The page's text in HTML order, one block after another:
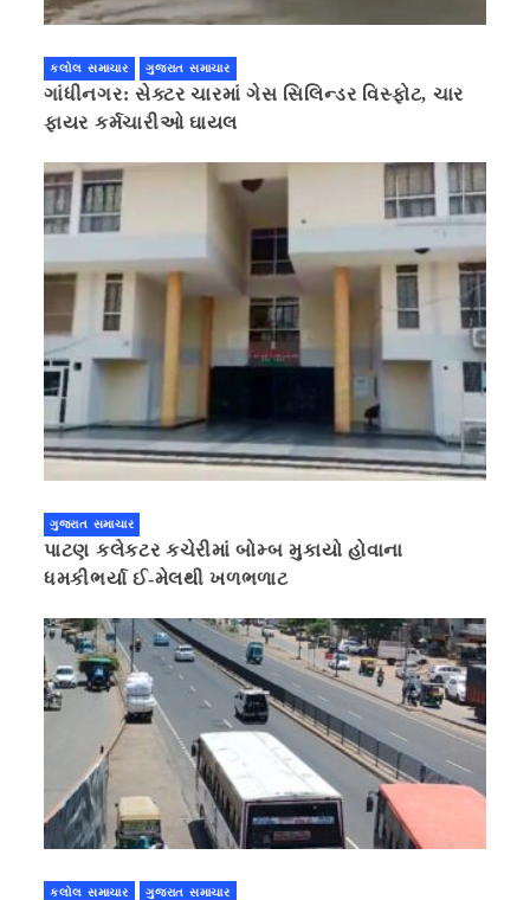
કલોલ સમાચાર ગુજરાત સમાચાર
ગાંધીનગર: સેક્ટર ચારમાં ગેસ સિલિન્ડર વિસ્ફોટ, ચાર
ફાયર કર્મચારીઓ ઘાયલ
ગુજરાત સમાચાર
પાટણ કલેકટર કચેરીમાં બોમ્બ મુકાયો હોવાના
ધમકીભર્યા ઈ-મેલથી ખળભળાટ
કલોલ સમાચાર ગુજરાત સમાચાર